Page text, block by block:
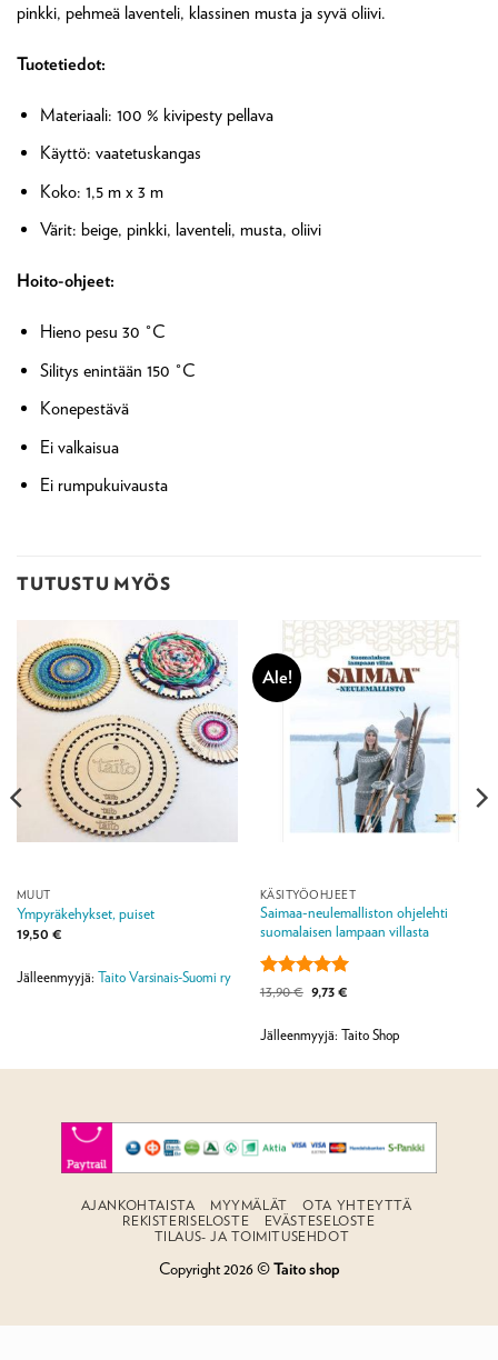
pinkki, pehmeä laventeli, klassinen musta ja syvä oliivi.
Tuotetiedot:
Materiaali: 100 % kivipesty pellava
Käyttö: vaatetuskangas
Koko: 1,5 m x 3 m
Värit: beige, pinkki, laventeli, musta, oliivi
Hoito-ohjeet:
Hieno pesu 30 °C
Silitys enintään 150 °C
Konepestävä
Ei valkaisua
Ei rumpukuivausta
TUTUSTU MYÖS
MUUT
Ympyräkehykset, puiset
19,50 €
Jälleenmyyjä: Taito Varsinais-Suomi ry
Ale!
KÄSITYÖOHJEET
Saimaa-neulemalliston ohjelehti
suomalaisen lampaan villasta
Arvostelu
/ 5
13,90€ Alkuperäinen
hinta
13,90 €.
9,73€Nykyinen
9,73 €.
Jälleenmyyjä: Taito Shop
AJANKOHTAISTA MYYMÄLÄT
OTA YHTEYTTÄ
REKISTERISELOSTE
EVÄSTESELOSTE
TILAUS- JA TOIMITUSEHDOT
Copyright 2026 ©Taito shop